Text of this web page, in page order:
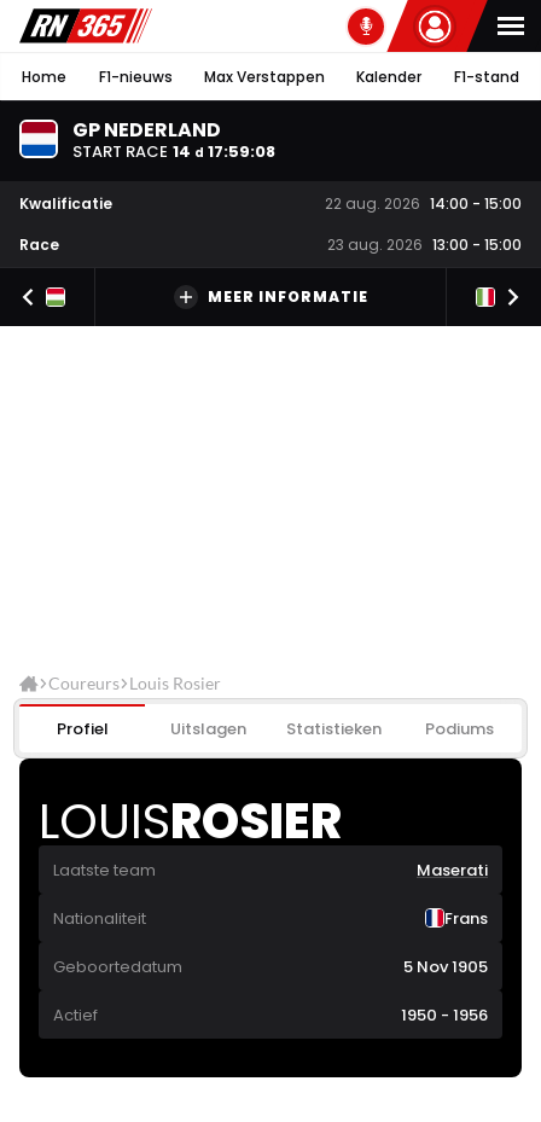
Home F1-nieuws Max Verstappen Kalender F1-stand
GP NEDERLAND
START RACE 14 d 17:59:08
Kwalificatie 22 aug. 2026 14:00 - 15:00
Race
23 aug. 2026 13:00 - 15:00
MEER INFORMATIE
Coureurs Louis Rosier
Profiel Uitslagen Statistieken Podiums
LOUISROSIER
Laatste team Maserati
Nationaliteit Frans
Geboortedatum 5 Nov 1905
Actief 1950 - 1956